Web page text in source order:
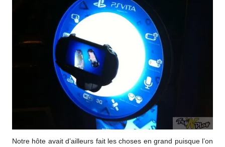
Notre hôte avait d’ailleurs fait les choses en grand puisque l’on